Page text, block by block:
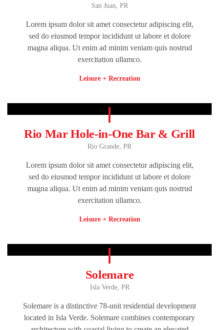
San Juan, PR
Lorem ipsum dolor sit amet consectetur adipiscing elit,
sed do eiusmod tempor incididunt ut labore et dolore
magna aliqua. Ut enim ad minim veniam quis nostrud
exercitation ullamco.
Leisure + Recreation
Rio Mar Hole-in-One Bar & Grill
Rio Grande, PR
Lorem ipsum dolor sit amet consectetur adipiscing elit,
sed do eiusmod tempor incididunt ut labore et dolore
magna aliqua. Ut enim ad minim veniam quis nostrud
exercitation ullamco.
Leisure + Recreation
Solemare
Isla Verde, PR
Solemare is a distinctive 78-unit residential development
located in Isla Verde. Solemare combines contemporary